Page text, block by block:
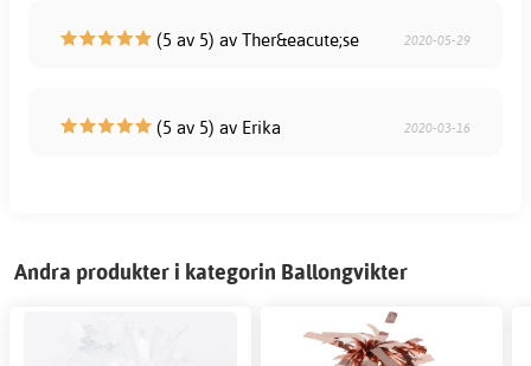
(5 av 5) av Ther&eacute;se 2020-05-29
(5 av 5) av Erika 2020-03-16
Andra produkter i kategorin Ballongvikter